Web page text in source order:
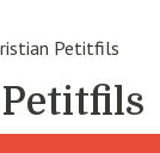
Petitfils